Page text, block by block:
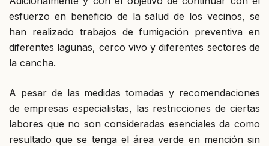
esfuerzo en beneficio de la salud de los vecinos, se
han realizado trabajos de fumigación preventiva en
diferentes lagunas, cerco vivo y diferentes sectores de
la cancha.
A pesar de las medidas tomadas y recomendaciones
de empresas especialistas, las restricciones de ciertas
labores que no son consideradas esenciales da como
resultado que se tenga el área verde en mención sin